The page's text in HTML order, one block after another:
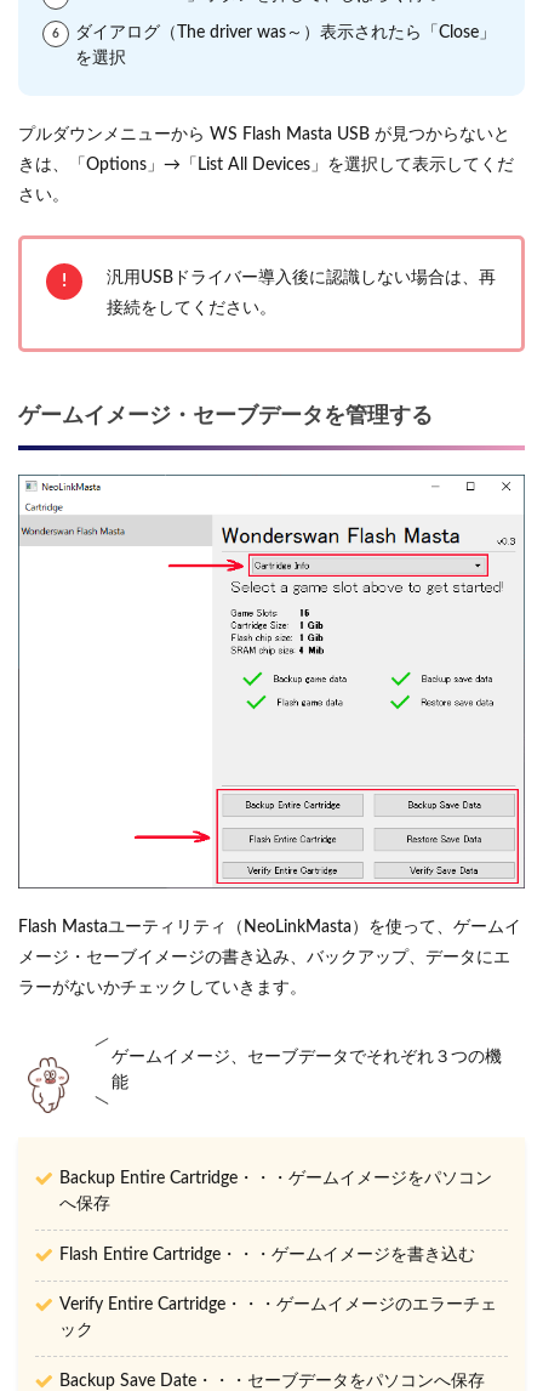
ダイアログ（The driver was～）表示されたら「Close」
を選択
プルダウンメニューから WS Flash Masta USB が見つからないと
きは、「Options」→「List All Devices」を選択して表示してくだ
さい。
汎用USBドライバー導入後に認識しない場合は、再
接続をしてください。
ゲームイメージ・セーブデータを管理する
Flash Mastaユーティリティ（NeoLinkMasta）を使って、ゲームイ
メージ・セーブイメージの書き込み、バックアップ、データにエ
ラーがないかチェックしていきます。
ゲームイメージ、セーブデータでそれぞれ３つの機
能
Backup Entire Cartridge・・・ゲームイメージをパソコン
へ保存
Flash Entire Cartridge・・・ゲームイメージを書き込む
Verify Entire Cartridge・・・ゲームイメージのエラーチェ
ック
Backup Save Date・・・セーブデータをパソコンへ保存